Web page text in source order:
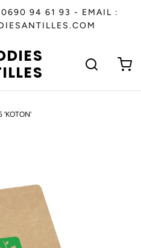
94 61 93 - EMAIL :
‘KOTON'